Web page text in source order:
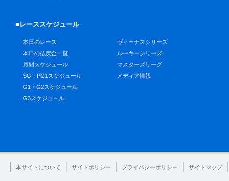
■レーススケジュール
本日のレース
本日の払戻金一覧
月間スケジュール
SG・PG1スケジュール
G1・G2スケジュール
G3スケジュール
ヴィーナスシリーズ
ルーキーシリーズ
マスターズリーグ
メディア情報
本サイトについて サイトポリシー プライバシーポリシー サイトマップ